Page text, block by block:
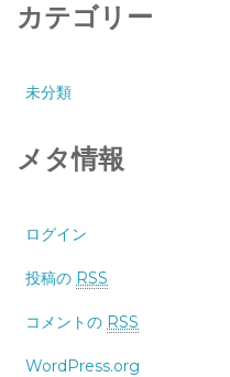
カテゴリー
未分類
メタ情報
ログイン
投稿の RSS
コメントの RSS
WordPress.org